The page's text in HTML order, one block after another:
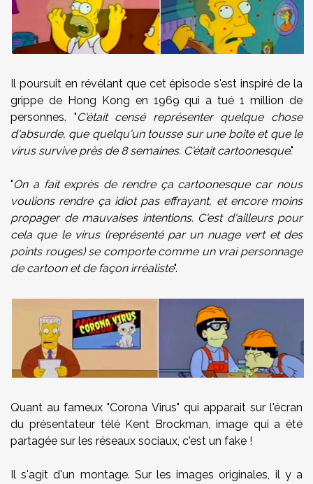
Il poursuit en révélant que cet épisode s'est inspiré de la
grippe de Hong Kong en 1969 qui a tué 1 million de
personnes. "C'était censé représenter quelque chose
d'absurde, que quelqu'un tousse sur une boite et que le
virus survive près de 8 semaines. C'était cartoonesque."
"On a fait exprès de rendre ça cartoonesque car nous
voulions rendre ça idiot pas effrayant, et encore moins
propager de mauvaises intentions. C'est d'ailleurs pour
cela que le virus (représenté par un nuage vert et des
points rouges) se comporte comme un vrai personnage
de cartoon et de façon irréaliste".
Quant au fameux "Corona Virus" qui apparait sur l'écran
du présentateur télé Kent Brockman, image qui a été
partagée sur les réseaux sociaux, c'est un fake !
Il s'agit d'un montage. Sur les images originales, il y a